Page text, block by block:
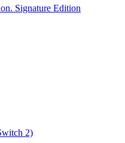
Signature Edition
2)